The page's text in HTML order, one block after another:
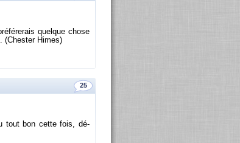
quelque chose
(Ches­ter Himes)
25
tout bon cette fois, dé­